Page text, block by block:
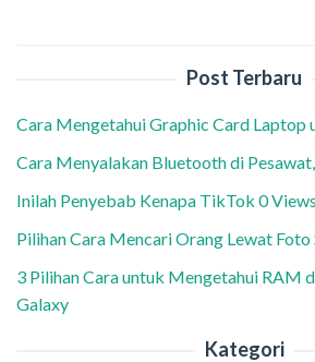
Post Terbaru
Cara Mengetahui Graphic Card Laptop
Cara Menyalakan Bluetooth di
Inilah Penyebab Kenapa TikTok 0
Pilihan Cara Mencari Orang Lewat Foto
3 Pilihan Cara untuk Mengetahui RAM
Galaxy
Kategori